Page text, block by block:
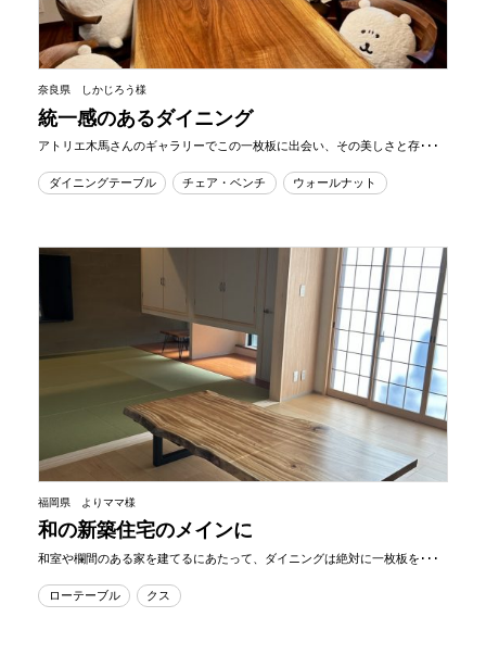
奈良県 しかじろう様
統一感のあるダイニング
アトリエ木馬さんのギャラリーでこの一枚板に出会い、その美しさと存･･･
ダイニングテーブル チェア・ベンチ ウォールナット
福岡県 よりママ様
和の新築住宅のメインに
和室や欄間のある家を建てるにあたって、ダイニングは絶対に一枚板を･･･
ローテーブル クス